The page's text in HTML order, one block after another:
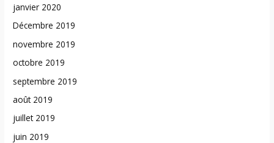
janvier 2020
Décembre 2019
novembre 2019
octobre 2019
septembre 2019
août 2019
juillet 2019
juin 2019